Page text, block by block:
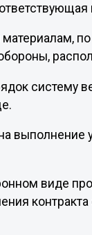
систему
выполнение
виде